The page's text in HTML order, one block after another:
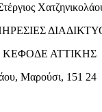
ΚΕΦΟΔΕ ΑΤΤΙΚΗΣ
Μαρούσι, 151 24